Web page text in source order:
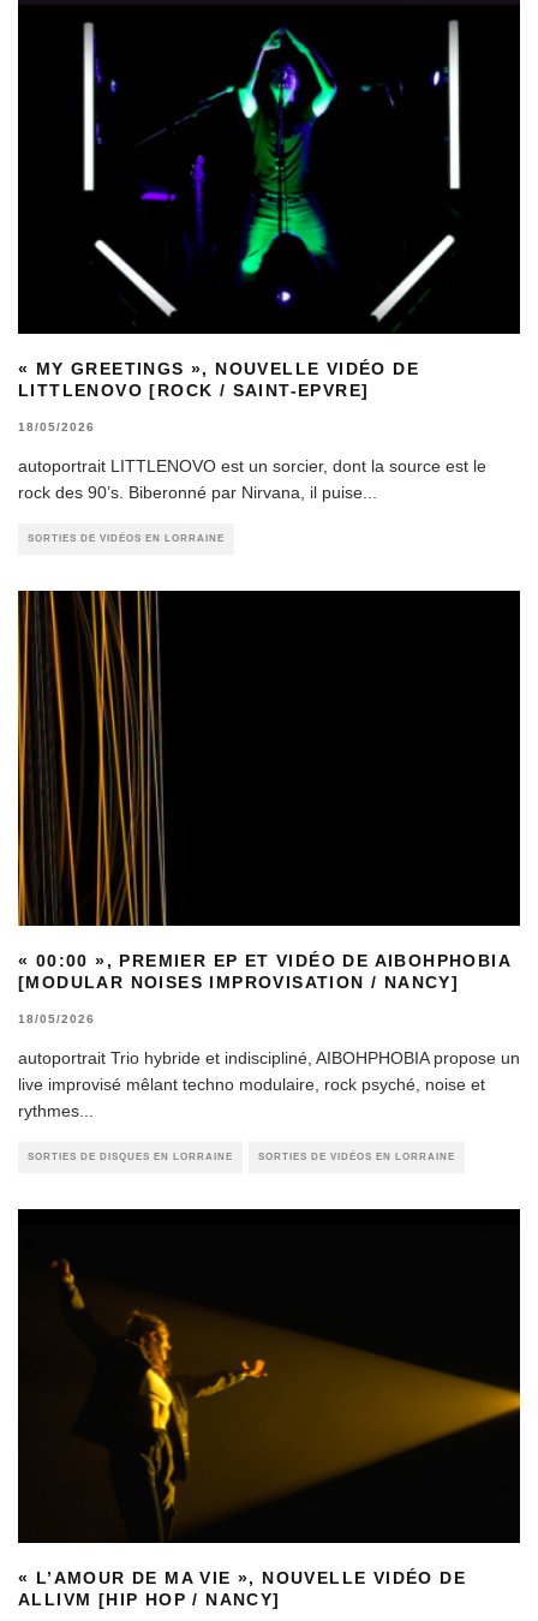
« MY GREETINGS », NOUVELLE VIDÉO DE
LITTLENOVO [ROCK / SAINT-EPVRE]
18/05/2026
autoportrait LITTLENOVO est un sorcier, dont la source est le
rock des 90’s. Biberonné par Nirvana, il puise
SORTIES DE VIDÉOS EN LORRAINE
« 00:00 », PREMIER EP ET VIDÉO DE AIBOHPHOBIA
[MODULAR NOISES IMPROVISATION / NANCY]
18/05/2026
autoportrait Trio hybride et indiscipliné, AIBOHPHOBIA propose un
live improvisé mêlant techno modulaire, rock psyché, noise et
rythmes
SORTIES DE DISQUES EN LORRAINE SORTIES DE VIDÉOS EN LORRAINE
« L’AMOUR DE MA VIE », NOUVELLE VIDÉO DE
ALLIVM [HIP HOP / NANCY]